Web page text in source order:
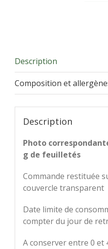
Description
Composition et
Description
Photo
g de feuilletés
Commande restituée
couvercle transparent
Date limite de
compter du jour de
A conserver entre 0 et